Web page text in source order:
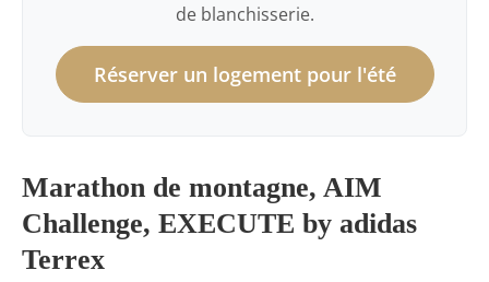
de blanchisserie.
Réserver un logement pour l'été
Marathon de montagne, AIM
Challenge, EXECUTE by adidas
Terrex